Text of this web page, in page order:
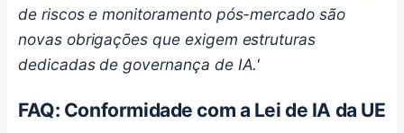
de riscos e monitoramento pós-mercado são
novas obrigações que exigem estruturas
dedicadas de governança de IA.'
FAQ: Conformidade com a Lei de IA da UE